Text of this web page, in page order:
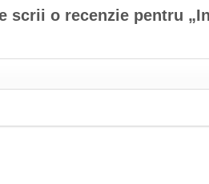
scrii o recenzie pentru